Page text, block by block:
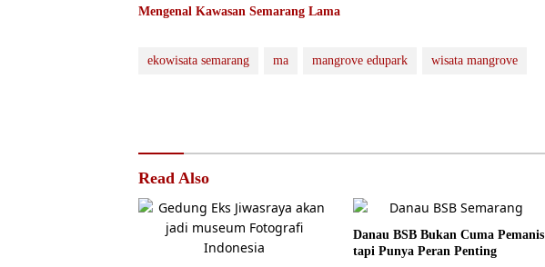
Mengenal Kawasan Semarang Lama
ekowisata semarang ma mangrove edupark wisata mangrove
Read Also
Danau BSB Bukan Cuma Pemanis
tapi Punya Peran Penting